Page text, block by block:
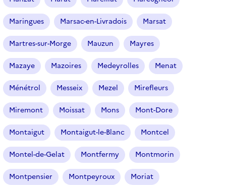
Maringues Marsac-en-Livradois Marsat
Martres-sur-Morge Mauzun Mayres
Mazaye Mazoires Medeyrolles Menat
Ménétrol Messeix Mezel Mirefleurs
Miremont Moissat Mons Mont-Dore
Montaigut Montaigut-le-Blanc Montcel
Montel-de-Gelat Montfermy Montmorin
Montpensier Montpeyroux Moriat